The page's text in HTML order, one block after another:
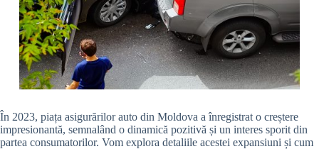
În 2023, piața asigurărilor auto din Moldova a înregistrat o creștere
impresionantă, semnalând o dinamică pozitivă și un interes sporit din
partea consumatorilor. Vom explora detaliile acestei expansiuni și cum